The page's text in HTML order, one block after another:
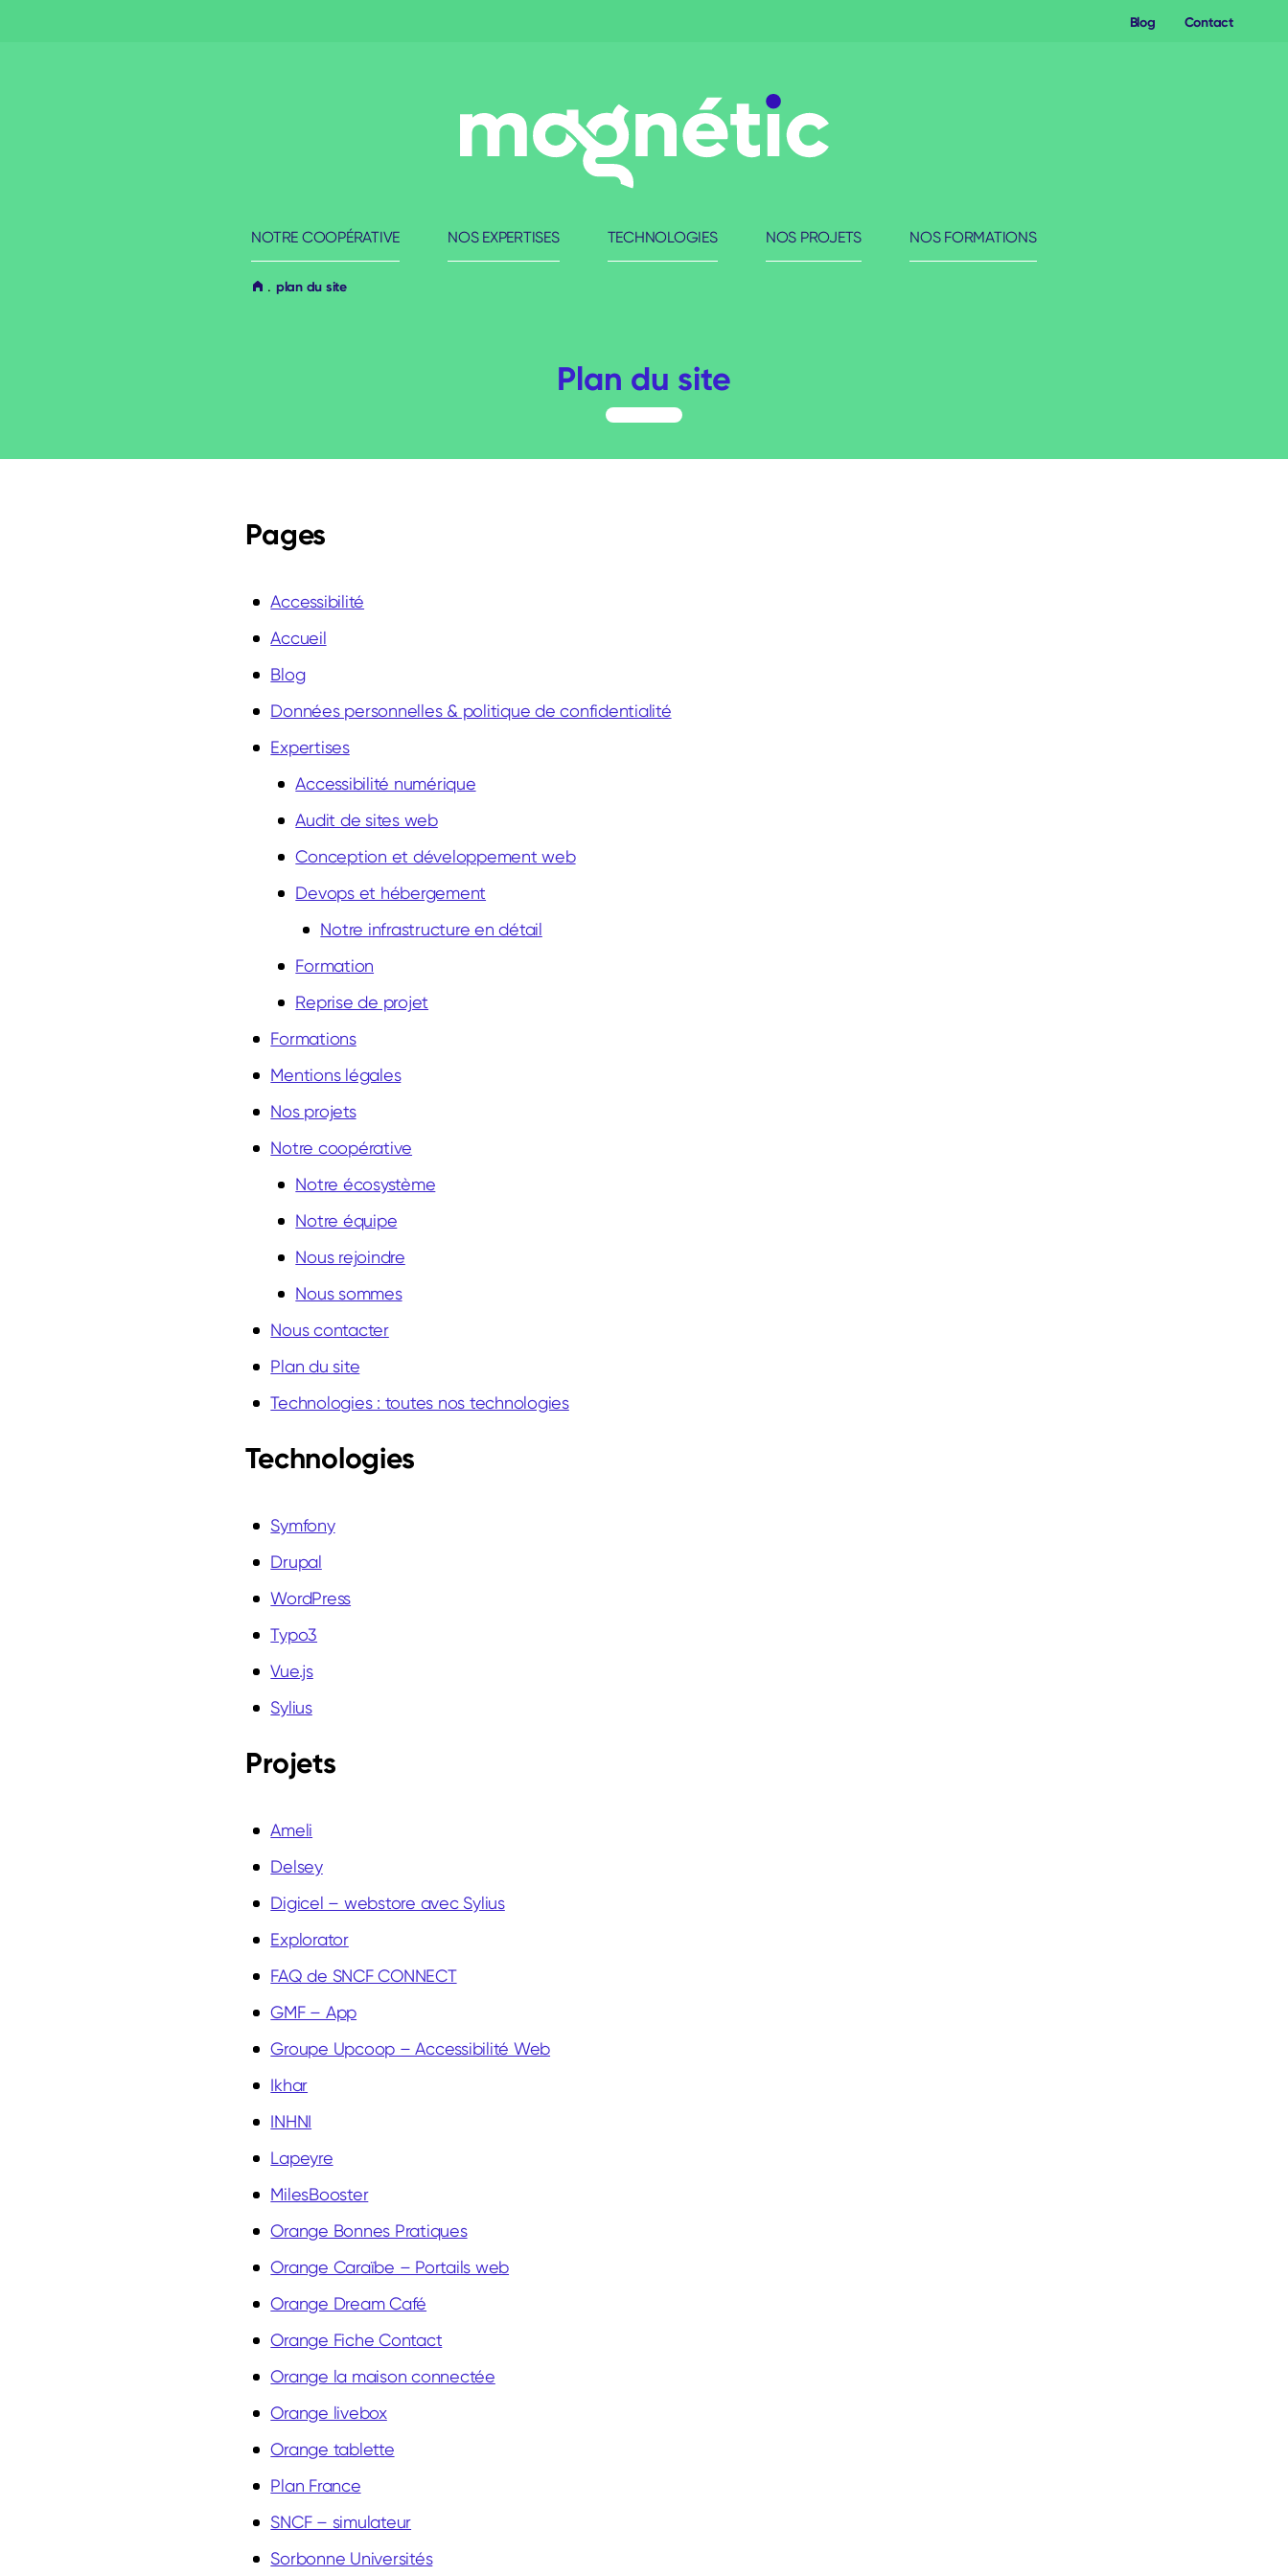
Blog Contact
NOTRE COOPÉRATIVE NOS EXPERTISES TECHNOLOGIES NOS PROJETS NOS FORMATIONS
plan du site
Plan du site
Pages
Accessibilité
Accueil
Blog
Données personnelles & politique de confidentialité
Expertises
Accessibilité numérique
Audit de sites web
Conception et développement web
Devops et hébergement
Notre infrastructure en détail
Formation
Reprise de projet
Formations
Mentions légales
Nos projets
Notre coopérative
Notre écosystème
Notre équipe
Nous rejoindre
Nous sommes
Nous contacter
Plan du site
Technologies : toutes nos technologies
Technologies
Symfony
Drupal
WordPress
Typo3
Vue.js
Sylius
Projets
Ameli
Delsey
Digicel – webstore avec Sylius
Explorator
FAQ de SNCF CONNECT
GMF – App
Groupe Upcoop – Accessibilité Web
Ikhar
INHNI
Lapeyre
MilesBooster
Orange Bonnes Pratiques
Orange Caraïbe – Portails web
Orange Dream Café
Orange Fiche Contact
Orange la maison connectée
Orange livebox
Orange tablette
Plan France
SNCF – simulateur
Sorbonne Universités